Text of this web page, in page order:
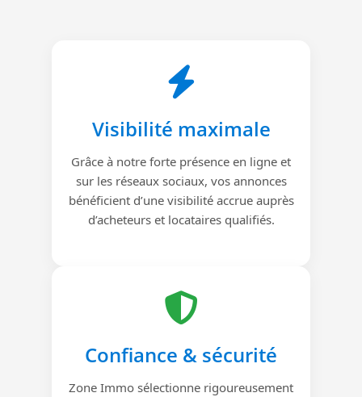
Visibilité maximale
Grâce à notre forte présence en ligne et
sur les réseaux sociaux, vos annonces
bénéficient d’une visibilité accrue auprès
d’acheteurs et locataires qualifiés.
Confiance & sécurité
Zone Immo sélectionne rigoureusement